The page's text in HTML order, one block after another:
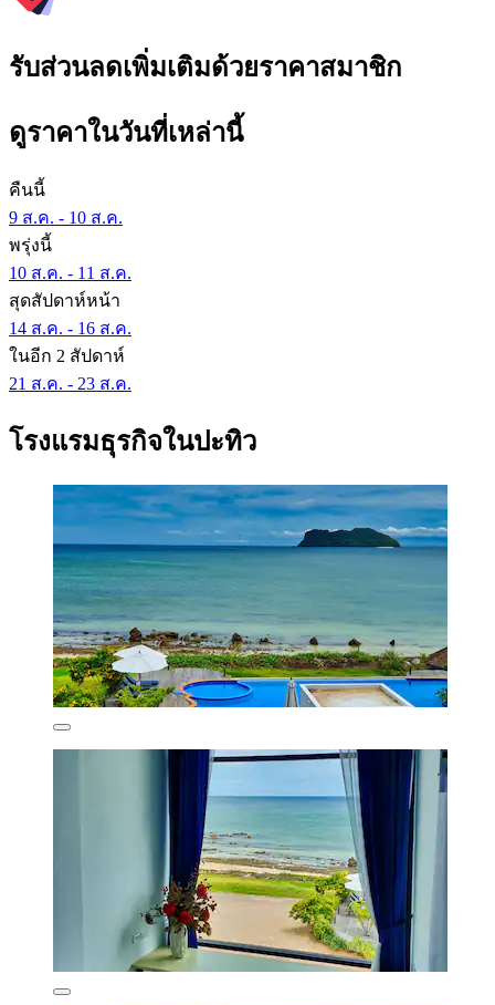
รับส่วนลดเพิ่มเติมด้วยราคาสมาชิก
ดูราคาในวันที่เหล่านี้
คืนนี้
9 ส.ค. - 10 ส.ค.
พรุ่งนี้
10 ส.ค. - 11 ส.ค.
สุดสัปดาห์หน้า
14 ส.ค. - 16 ส.ค.
ในอีก 2 สัปดาห์
21 ส.ค. - 23 ส.ค.
โรงแรมธุรกิจในปะทิว